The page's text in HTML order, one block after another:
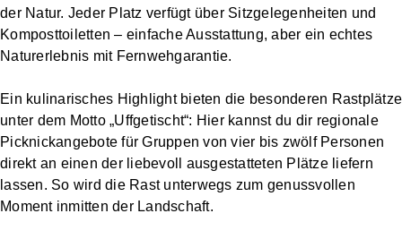
der Natur. Jeder Platz verfügt über Sitzgelegenheiten und
Komposttoiletten – einfache Ausstattung, aber ein echtes
Naturerlebnis mit Fernwehgarantie.
Ein kulinarisches Highlight bieten die besonderen Rastplätze
unter dem Motto „Uffgetischt“: Hier kannst du dir regionale
Picknickangebote für Gruppen von vier bis zwölf Personen
direkt an einen der liebevoll ausgestatteten Plätze liefern
lassen. So wird die Rast unterwegs zum genussvollen
Moment inmitten der Landschaft.